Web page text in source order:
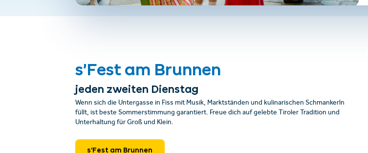
s’Fest am Brunnen
jeden zweiten Dienstag
Wenn sich die Untergasse in Fiss mit Musik, Marktständen und kulinarischen Schmankerln
füllt, ist beste Sommerstimmung garantiert. Freue dich auf gelebte Tiroler Tradition und
Unterhaltung für Groß und Klein.
s’Fest am Brunnen